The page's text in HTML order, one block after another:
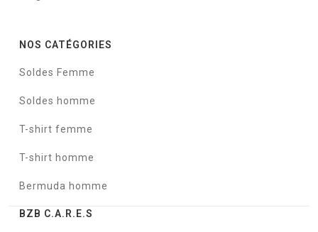
NOS CATÉGORIES
Soldes Femme
Soldes homme
T-shirt femme
T-shirt homme
Bermuda homme
BZB C.A.R.E.S